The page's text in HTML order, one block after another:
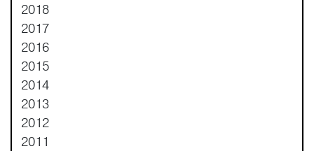
2018
2017
2016
2015
2014
2013
2012
2011